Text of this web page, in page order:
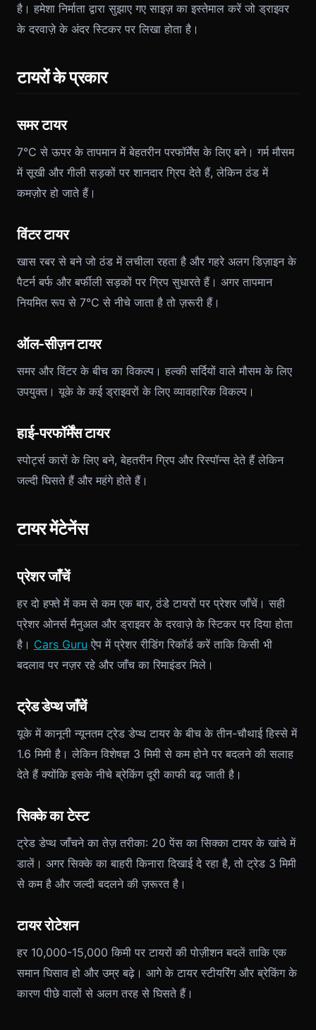
है। हमेशा निर्माता द्वारा सुझाए गए साइज़ का इस्तेमाल करें जो ड्राइवर
के दरवाज़े के अंदर स्टिकर पर लिखा होता है।
टायरों के प्रकार
समर टायर
7°C से ऊपर के तापमान में बेहतरीन परफॉर्मेंस के लिए बने। गर्म मौसम
में सूखी और गीली सड़कों पर शानदार ग्रिप देते हैं, लेकिन ठंड में
कमज़ोर हो जाते हैं।
विंटर टायर
खास रबर से बने जो ठंड में लचीला रहता है और गहरे अलग डिज़ाइन के
पैटर्न बर्फ और बर्फीली सड़कों पर ग्रिप सुधारते हैं। अगर तापमान
नियमित रूप से 7°C से नीचे जाता है तो ज़रूरी हैं।
ऑल-सीज़न टायर
समर और विंटर के बीच का विकल्प। हल्की सर्दियों वाले मौसम के लिए
उपयुक्त। यूके के कई ड्राइवरों के लिए व्यावहारिक विकल्प।
हाई-परफॉर्मेंस टायर
स्पोर्ट्स कारों के लिए बने, बेहतरीन ग्रिप और रिस्पॉन्स देते हैं लेकिन
जल्दी घिसते हैं और महंगे होते हैं।
टायर मेंटेनेंस
प्रेशर जाँचें
हर दो हफ्ते में कम से कम एक बार, ठंडे टायरों पर प्रेशर जाँचें। सही
प्रेशर ओनर्स मैनुअल और ड्राइवर के दरवाज़े के स्टिकर पर दिया होता
है। Cars Guru ऐप में प्रेशर रीडिंग रिकॉर्ड करें ताकि किसी भी
बदलाव पर नज़र रहे और जाँच का रिमाइंडर मिले।
ट्रेड डेप्थ जाँचें
यूके में कानूनी न्यूनतम ट्रेड डेप्थ टायर के बीच के तीन-चौथाई हिस्से में
1.6 मिमी है। लेकिन विशेषज्ञ 3 मिमी से कम होने पर बदलने की सलाह
देते हैं क्योंकि इसके नीचे ब्रेकिंग दूरी काफी बढ़ जाती है।
सिक्के का टेस्ट
ट्रेड डेप्थ जाँचने का तेज़ तरीका: 20 पेंस का सिक्का टायर के खांचे में
डालें। अगर सिक्के का बाहरी किनारा दिखाई दे रहा है, तो ट्रेड 3 मिमी
से कम है और जल्दी बदलने की ज़रूरत है।
टायर रोटेशन
हर 10,000-15,000 किमी पर टायरों की पोज़ीशन बदलें ताकि एक
समान घिसाव हो और उम्र बढ़े। आगे के टायर स्टीयरिंग और ब्रेकिंग के
कारण पीछे वालों से अलग तरह से घिसते हैं।